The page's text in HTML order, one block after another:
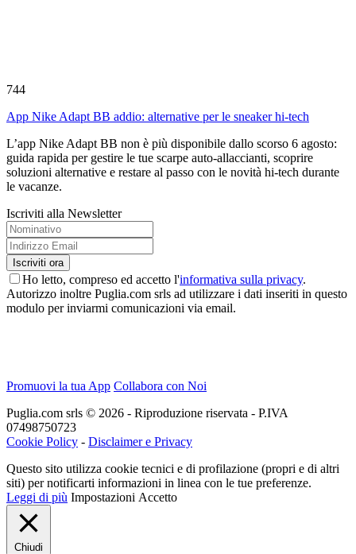
744
App Nike Adapt BB addio: alternative per le sneaker hi-tech
L’app Nike Adapt BB non è più disponibile dallo scorso 6 agosto:
guida rapida per gestire le tue scarpe auto-allaccianti, scoprire
soluzioni alternative e restare al passo con le novità hi-tech durante
le vacanze.
Iscriviti alla Newsletter
Ho letto, compreso ed accetto l'informativa sulla privacy.
Autorizzo inoltre Puglia.com srls ad utilizzare i dati inseriti in questo
modulo per inviarmi comunicazioni via email.
Promuovi la tua App Collabora con Noi
Puglia.com srls © 2026 - Riproduzione riservata - P.IVA
07498750723
Cookie Policy - Disclaimer e Privacy
Questo sito utilizza cookie tecnici e di profilazione (propri e di altri
siti) per notificarti informazioni in linea con le tue preferenze.
Leggi di più Impostazioni Accetto
Chiudi